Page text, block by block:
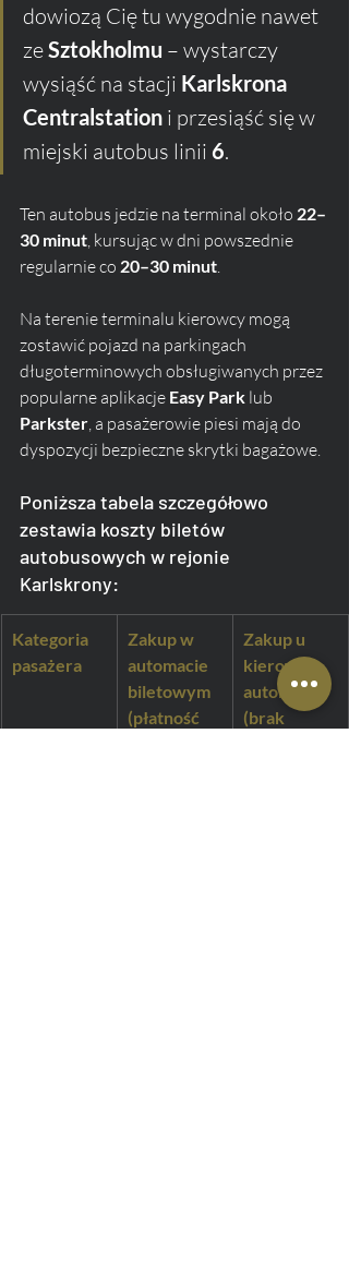
dowiozą Cię tu wygodnie nawet
ze Sztokholmu – wystarczy
wysiąść na stacji Karlskrona
Centralstation i przesiąść się w
miejski autobus linii 6.
Ten autobus jedzie na terminal około 22–
30 minut , kursując w dni powszednie
regularnie co 20–30 minut
Na terenie terminalu kierowcy mogą
zostawić pojazd na parkingach
długoterminowych obsługiwanych przez
popularne aplikacje Easy Park lub
Parkster , a pasażerowie piesi mają do
dyspozycji bezpieczne skrytki bagażowe.
Poniższa tabela szczegółowo
zestawia koszty biletów
autobusowych w rejonie
Karlskrony:
Kategoria
pasażera
Zakup w
automacie
biletowym
(płatność
Zakup u
kierowcy
autobusu
(brak